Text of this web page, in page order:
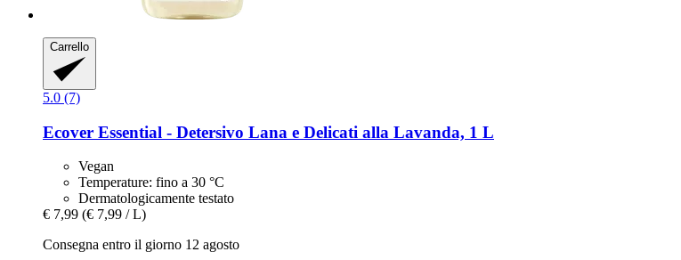
Carrello
5.0 (7)
Ecover Essential -​ Detersivo Lana e Delicati alla Lavanda, 1 L
Vegan
Temperature: fino a 30 °C
Dermatologicamente testato
€ 7,99 (€ 7,99 / L)
Consegna entro il giorno 12 agosto